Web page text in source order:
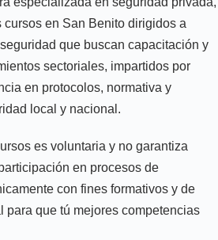
cursos en San Benito dirigidos a
que buscan capacitación y
sectoriales, impartidos por
en protocolos, normativa y
local y nacional.
es voluntaria y no garantiza
en procesos de
con fines formativos y de
para que tú mejores competencias